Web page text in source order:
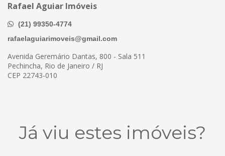
Rafael Aguiar Imóveis
(21) 99350-4774
rafaelaguiarimoveis@gmail.com
Avenida Geremário Dantas, 800 - Sala 511
Pechincha, Rio de Janeiro / RJ
CEP 22743-010
Já viu estes imóveis?